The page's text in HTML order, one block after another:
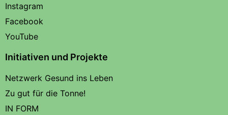
Instagram
Facebook
YouTube
Initiativen und Projekte
Netzwerk Gesund ins Leben
Zu gut für die Tonne!
IN FORM